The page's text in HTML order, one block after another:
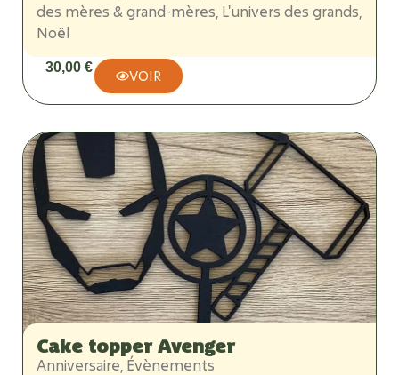
des mères & grand-mères L'univers des grands
Noël
30,00 € VOIR
Cake topper Avenger
Anniversaire Évènements